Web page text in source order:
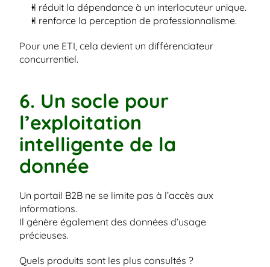
Il réduit la dépendance à un interlocuteur unique.
Il renforce la perception de professionnalisme.
Pour une ETI, cela devient un différenciateur
concurrentiel.
6. Un socle pour
l’exploitation
intelligente de la
donnée
Un portail B2B ne se limite pas à l’accès aux
informations.
Il génère également des données d’usage
précieuses.
Quels produits sont les plus consultés ?